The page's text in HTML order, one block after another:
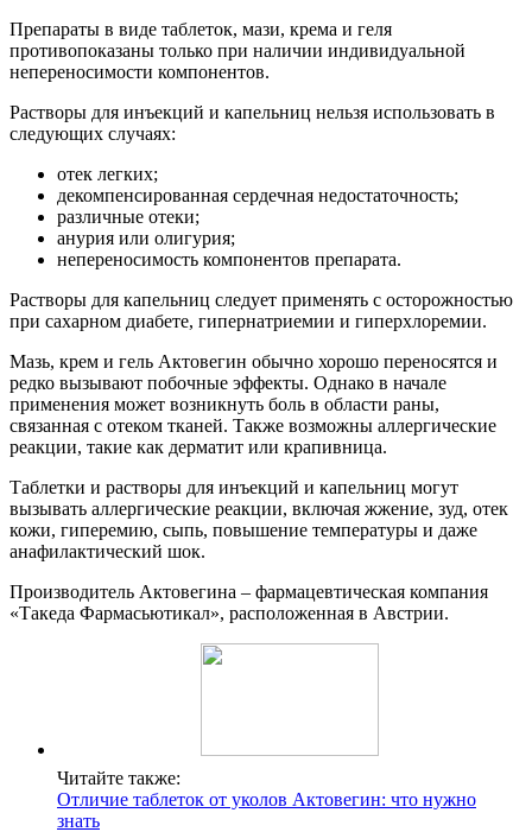
Препараты в виде таблеток, мази, крема и геля
противопоказаны только при наличии индивидуальной
непереносимости компонентов.
Растворы для инъекций и капельниц нельзя использовать в
следующих случаях:
отек легких;
декомпенсированная сердечная недостаточность;
различные отеки;
анурия или олигурия;
непереносимость компонентов препарата.
Растворы для капельниц следует применять с осторожностью
при сахарном диабете, гипернатриемии и гиперхлоремии.
Мазь, крем и гель Актовегин обычно хорошо переносятся и
редко вызывают побочные эффекты. Однако в начале
применения может возникнуть боль в области раны,
связанная с отеком тканей. Также возможны аллергические
реакции, такие как дерматит или крапивница.
Таблетки и растворы для инъекций и капельниц могут
вызывать аллергические реакции, включая жжение, зуд, отек
кожи, гиперемию, сыпь, повышение температуры и даже
анафилактический шок.
Производитель Актовегина – фармацевтическая компания
«Такеда Фармасьютикал», расположенная в Австрии.
Читайте также:
Отличие таблеток от уколов Актовегин: что нужно
знать